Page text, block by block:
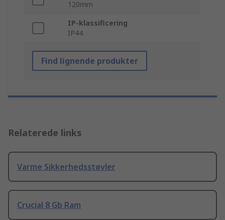
120mm
IP-klassificering
IP44
Find lignende produkter
Relaterede links
Varme Sikkerhedsstøvler
Crucial 8 Gb Ram